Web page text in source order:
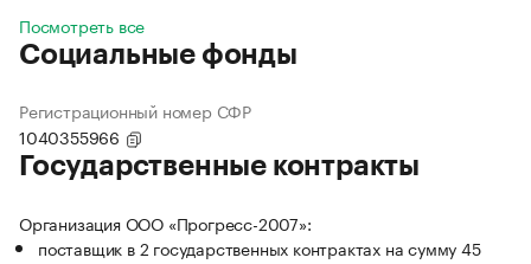
Посмотреть все
Социальные фонды
Регистрационный номер СФР
1040355966
Государственные контракты
Организация ООО «Прогресс-2007»:
поставщик в 2 государственных контрактах на сумму 45